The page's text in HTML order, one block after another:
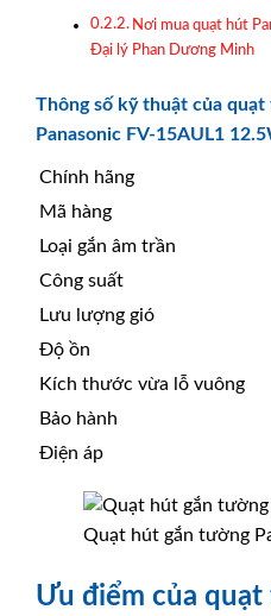
Nơi mua quạt hút
Đại lý Phan Dương Minh
Thông số kỹ thuật của
Panasonic FV-15AUL1
Chính hãng
Mã hàng
Loại gắn âm trần
Công suất
Lưu lượng gió
Độ ồn
Kích thước vừa lỗ vuông
Bảo hành
Điện áp
Quạt hút gắn tường
Ưu điểm của